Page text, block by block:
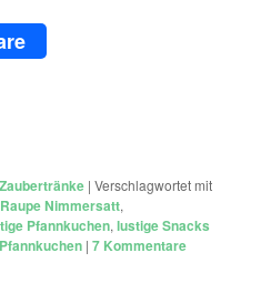
|Verschlagwortet mit
Nimmersatt,
Pfannkuchen,lustige Snacks
|7 Kommentare